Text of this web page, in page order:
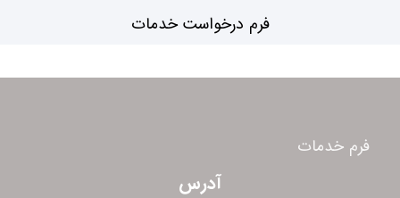
فرم درخواست خدمات
فرم خدمات
آدرس